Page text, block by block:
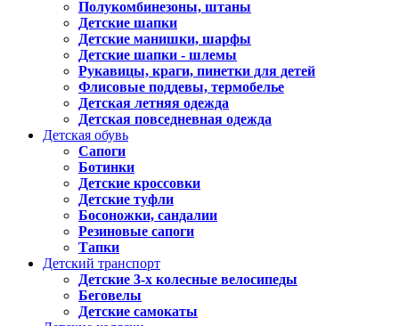
Полукомбинезоны, штаны
Детские шапки
Детские манишки, шарфы
Детские шапки - шлемы
Рукавицы, краги, пинетки для детей
Флисовые поддевы, термобелье
Детская летняя одежда
Детская повседневная одежда
Детская обувь
Сапоги
Ботинки
Детские кроссовки
Детские туфли
Босоножки, сандалии
Резиновые сапоги
Тапки
Детский транспорт
Детские 3-х колесные велосипеды
Беговелы
Детские самокаты